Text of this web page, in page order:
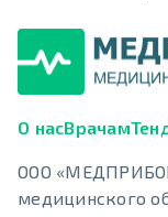
О насВрачам
ООО
медицинского